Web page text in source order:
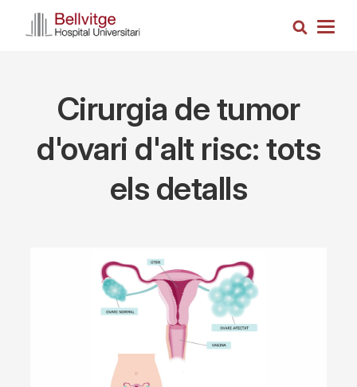
Search
Cirurgia de tumor
d'ovari d'alt risc: tots
els detalls